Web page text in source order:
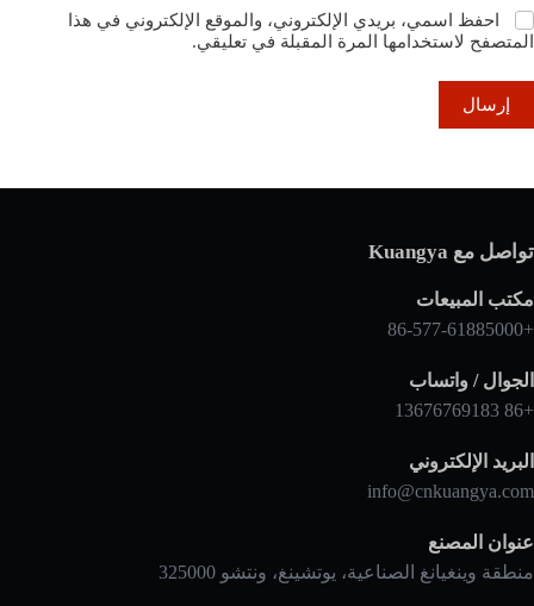
احفظ اسمي، بريدي الإلكتروني، والموقع الإلكتروني في هذا
المتصفح لاستخدامها المرة المقبلة في تعليقي.
إرسال
تواصل مع Kuangya
مكتب المبيعات
+86-577-61885000
الجوال / واتساب
+86 13676769183
البريد الإلكتروني
info@cnkuangya.com
عنوان المصنع
منطقة وينغيانغ الصناعية، يوتشينغ، ونتشو 325000